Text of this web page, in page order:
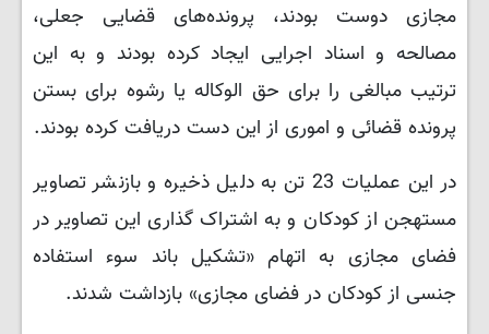
مجازی دوست بودند، پرونده‌های قضایی جعلی،
مصالحه و اسناد اجرایی ایجاد کرده بودند و به این
ترتیب مبالغی را برای حق الوکاله یا رشوه برای بستن
پرونده قضائی و اموری از این دست دریافت کرده بودند.
در این عملیات 23 تن به دلیل ذخیره و بازنشر تصاویر
مستهجن از کودکان و به اشتراک گذاری این تصاویر در
فضای مجازی به اتهام «تشکیل باند سوء استفاده
جنسی از کودکان در فضای مجازی» بازداشت شدند.